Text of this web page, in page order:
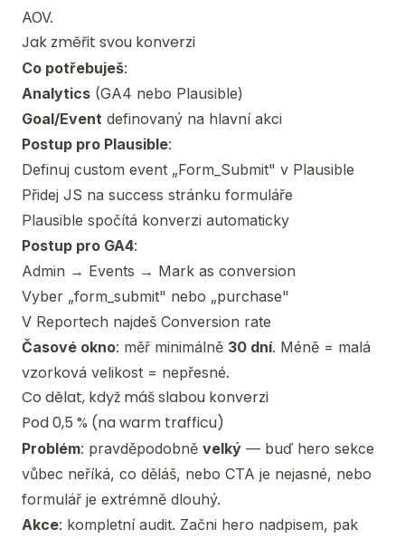
AOV.
Jak změřit svou konverzi
Co potřebuješ:
Analytics (GA4 nebo Plausible)
Goal/Event definovaný na hlavní akci
Postup pro Plausible:
Definuj custom event „Form_Submit" v Plausible
Přidej JS na success stránku formuláře
Plausible spočítá konverzi automaticky
Postup pro GA4:
Admin → Events → Mark as conversion
Vyber „form_submit" nebo „purchase"
V Reportech najdeš Conversion rate
Časové okno: měř minimálně 30 dní. Méně = malá
vzorková velikost = nepřesné.
Co dělat, když máš slabou konverzi
Pod 0,5 % (na warm trafficu)
Problém: pravděpodobně velký — buď hero sekce
vůbec neříká, co děláš, nebo CTA je nejasné, nebo
formulář je extrémně dlouhý.
Akce: kompletní audit. Začni hero nadpisem, pak